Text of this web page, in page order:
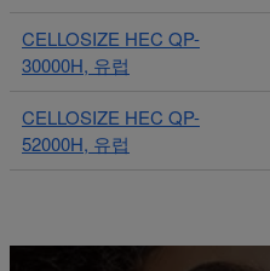
CELLOSIZE HEC QP-
30000H, 유럽
CELLOSIZE HEC QP-
52000H, 유럽